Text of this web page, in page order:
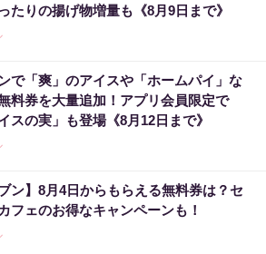
たりの揚げ物増量も《8月9日まで》
で「爽」のアイスや「ホームパイ」な
料券を大量追加！アプリ会員限定で
イスの実」も登場《8月12日まで》
ブン】8月4日からもらえる無料券は？セ
フェのお得なキャンペーンも！